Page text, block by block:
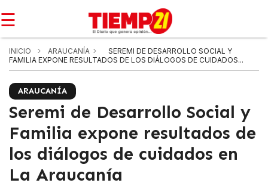
☰
INICIO ARAUCANÍA
SEREMI DE DESARROLLO SOCIAL Y
FAMILIA EXPONE RESULTADOS DE LOS DIÁLOGOS DE CUIDADOS...
ARAUCANÍA
Seremi de Desarrollo Social y
Familia expone resultados de
los diálogos de cuidados en
La Araucanía